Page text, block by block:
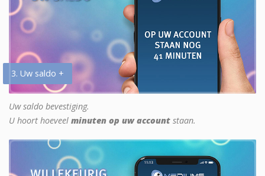
3. Uw saldo +
Uw saldo bevestiging.
U hoort hoeveel minuten op uw account staan.